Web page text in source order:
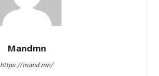
Mandmn
https://mand.mn/